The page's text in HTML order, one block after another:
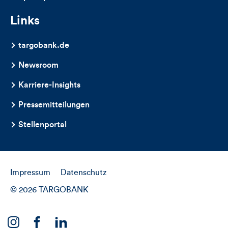
Links
targobank.de
Newsroom
Karriere-Insights
Pressemitteilungen
Stellenportal
Impressum Datenschutz
© 2026 TARGOBANK